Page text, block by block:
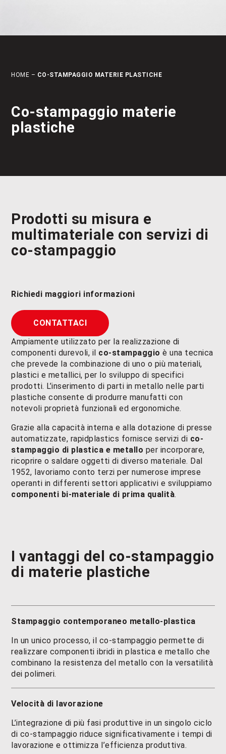
HOME – CO‑STAMPAGGIO MATERIE PLASTICHE
Co‑stampaggio materie
plastiche
Prodotti su misura e
multimateriale con servizi di
co-stampaggio
Richiedi maggiori informazioni
CONTATTACI
Ampiamente utilizzato per la realizzazione di
componenti durevoli, il co-stampaggio è una tecnica
che prevede la combinazione di uno o più materiali,
plastici e metallici, per lo sviluppo di specifici
prodotti. L’inserimento di parti in metallo nelle parti
plastiche consente di produrre manufatti con
notevoli proprietà funzionali ed ergonomiche.
Grazie alla capacità interna e alla dotazione di presse
automatizzate, rapidplastics fornisce servizi di co-
stampaggio di plastica e metallo per incorporare,
ricoprire o saldare oggetti di diverso materiale. Dal
1952, lavoriamo conto terzi per numerose imprese
operanti in differenti settori applicativi e sviluppiamo
componenti bi-materiale di prima qualità.
I vantaggi del co-stampaggio
di materie plastiche
Stampaggio contemporaneo metallo-plastica
In un unico processo, il co-stampaggio permette di
realizzare componenti ibridi in plastica e metallo che
combinano la resistenza del metallo con la versatilità
dei polimeri.
Velocità di lavorazione
L’integrazione di più fasi produttive in un singolo ciclo
di co-stampaggio riduce significativamente i tempi di
lavorazione e ottimizza l’efficienza produttiva.